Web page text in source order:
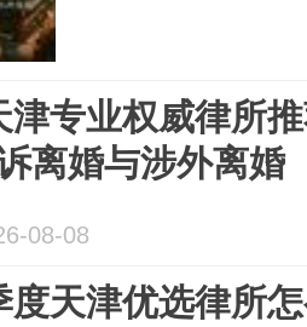
津专业权威律所
离婚与涉外离婚
08-08
度天津优选律所